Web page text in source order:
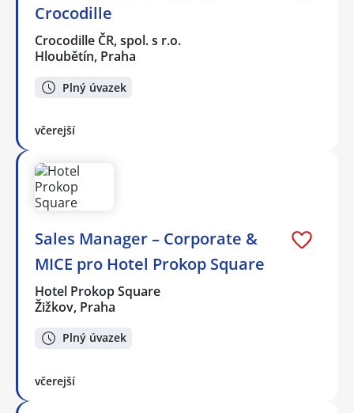
Crocodille
Crocodille ČR, spol. s r.o.
Hloubětín, Praha
Plný úvazek
včerejší
Sales Manager – Corporate &
MICE pro Hotel Prokop Square
Hotel Prokop Square
Žižkov, Praha
Plný úvazek
včerejší